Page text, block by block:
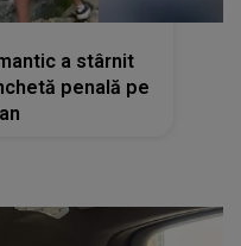
a stârnit
penală pe